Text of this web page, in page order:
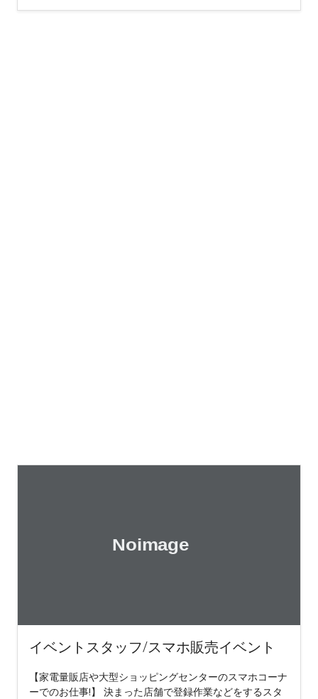
イベントスタッフ/スマホ販売イベント
【家電量販店や大型ショッピングセンターのスマホコーナ
ーでのお仕事!】 決まった店舗で登録作業などをするスタ